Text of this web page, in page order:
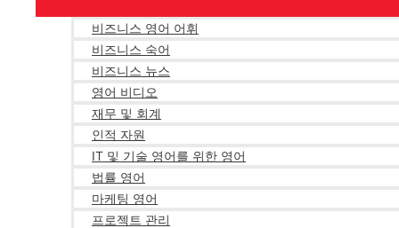
비즈니스 영어 어휘
비즈니스 숙어
비즈니스 뉴스
영어 비디오
재무 및 회계
인적 자원
IT 및 기술 영어를 위한 영어
법률 영어
마케팅 영어
프로젝트 관리